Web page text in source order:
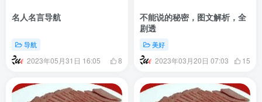
名人名言导航
导航
2023年05月31日 16:05 8
不能说的秘密，图文解析，全
剧透
美好
2023年03月20日 07:03 15